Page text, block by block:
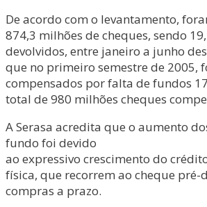
De acordo com o levantamento,
874,3 milhões de cheques, sendo
devolvidos, entre janeiro a junho
que no primeiro semestre de 2005,
compensados por falta de fundos
total de 980 milhões cheques
A Serasa acredita que o aumento
fundo foi devido
ao expressivo crescimento do
física, que recorrem ao cheque pré-
compras a prazo.